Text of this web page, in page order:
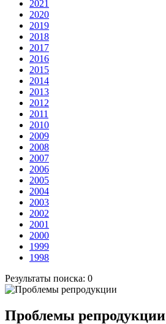
2021
2020
2019
2018
2017
2016
2015
2014
2013
2012
2011
2010
2009
2008
2007
2006
2005
2004
2003
2002
2001
2000
1999
1998
Результаты поиска: 0
Проблемы репродукции